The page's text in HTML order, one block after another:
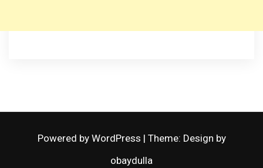
Powered by WordPress | Theme: Design by
obaydulla